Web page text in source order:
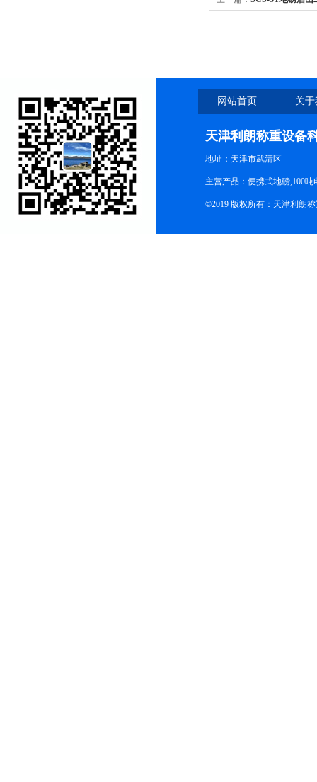
网站首页 关
天津利朗称重设备
地址：天津市武清区
主营产品：便携式地磅,100
©2019 版权所有：天津利朗